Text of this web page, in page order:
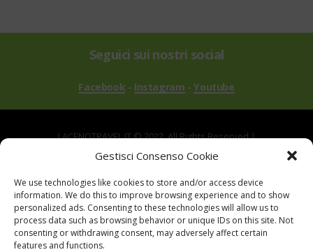
Gestisci Consenso Cookie
We use technologies like cookies to store and/or access device
information. We do this to improve browsing experience and to show
personalized ads. Consenting to these technologies will allow us to
process data such as browsing behavior or unique IDs on this site. Not
consenting or withdrawing consent, may adversely affect certain
features and functions.
Seguici sui nostri social
Facebook - Instagram -Youtube
LACENOTRAVEL.IT © 2022. All Rights Reserved |
via Alle Mandrie, 83043 Bagnoli Irpino AV | P.IVA
Powered byTreeWeb|Privacy| Cookie |
Contatti |Mappa del Sito